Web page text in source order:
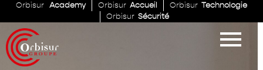
Orbisur Academy Orbisur Accueil Orbisur Technologie
Orbisur Sécurité